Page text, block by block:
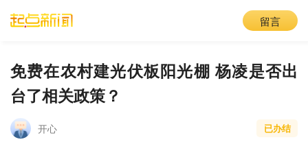
留言
免费在农村建光伏板阳光棚 杨凌是否出
台了相关政策？
开心 已办结